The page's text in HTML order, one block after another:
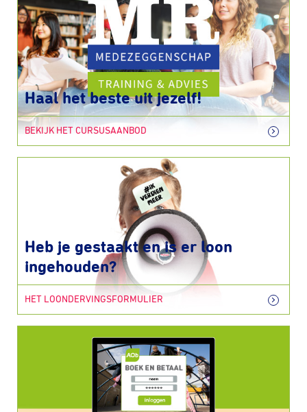
Haal het beste uit jezelf!
BEKIJK HET CURSUSAANBOD
Heb je gestaakt en is er loon
ingehouden?
HET LOONDERVINGSFORMULIER